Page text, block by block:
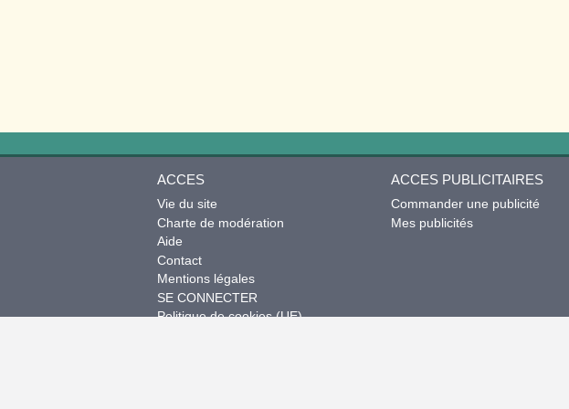
ACCES
Vie du site
Charte de modération
Aide
Contact
Mentions légales
SE CONNECTER
Politique de cookies (UE)
ACCES PUBLICITAIRES
Commander une publicité
Mes publicités